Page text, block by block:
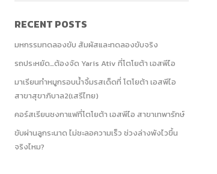
RECENT POSTS
มหกรรมทดลองขับ สัมผัสและทดลองขับจริง
รถประหยัด…ต้องจัด Yaris Ativ ที่โตโยต้า เอสพีไอ
มาเรียนทำหมูกรอบน้ำจิ้มรสเด็ดที่ โตโยต้า เอสพีไอ
สาขาสุขาภิบาล2(เสรีไทย)
คอร์สเรียนชงกาแฟที่โตโยต้า เอสพีไอ สาขาเทพารักษ์
ขับผ่านลูกระนาด ไม่ชะลอความเร็ว ช่วงล่างพังไวขึ้น
จริงไหม?